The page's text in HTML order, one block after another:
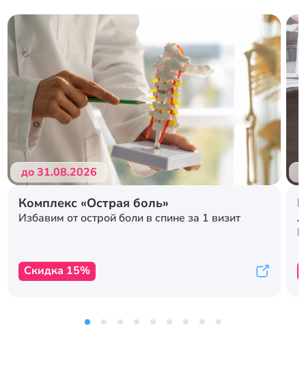
до 31.08.2026
Комплекс «Острая боль»
Избавим от острой боли в спине за 1 визит
Скидка 15%